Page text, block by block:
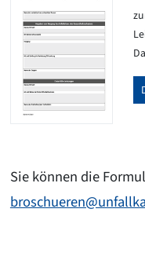
Sie können die